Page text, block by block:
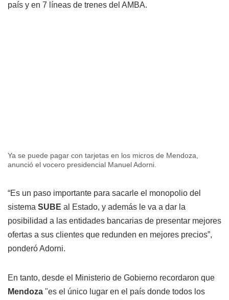
país y en 7 líneas de trenes del AMBA.
Ya se puede pagar con tarjetas en los micros de Mendoza,
anunció el vocero presidencial Manuel Adorni.
“Es un paso importante para sacarle el monopolio del
sistema SUBE al Estado, y además le va a dar la
posibilidad a las entidades bancarias de presentar mejores
ofertas a sus clientes que redunden en mejores precios”,
ponderó Adorni.
En tanto, desde el Ministerio de Gobierno recordaron que
Mendoza "es el único lugar en el país donde todos los